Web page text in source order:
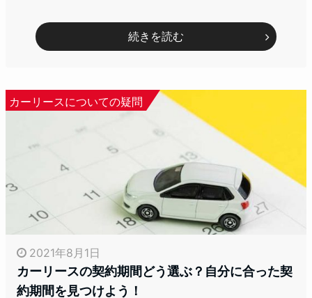
続きを読む
カーリースについての疑問
2021年8月1日
カーリースの契約期間どう選ぶ？自分に合った契
約期間を見つけよう！